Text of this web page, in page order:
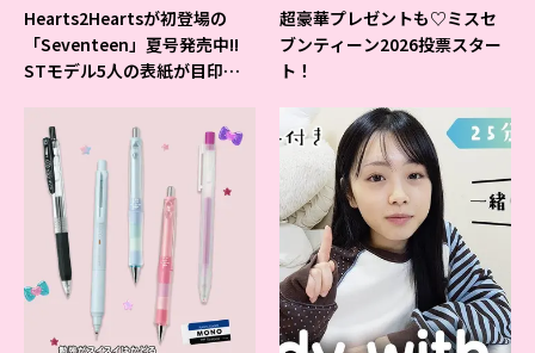
Hearts2Heartsが初登場の
「Seventeen」夏号発売中!!
STモデル5人の表紙が目印だ
超豪華プレゼントも♡ミスセ
ブンティーン2026投票スター
ト！